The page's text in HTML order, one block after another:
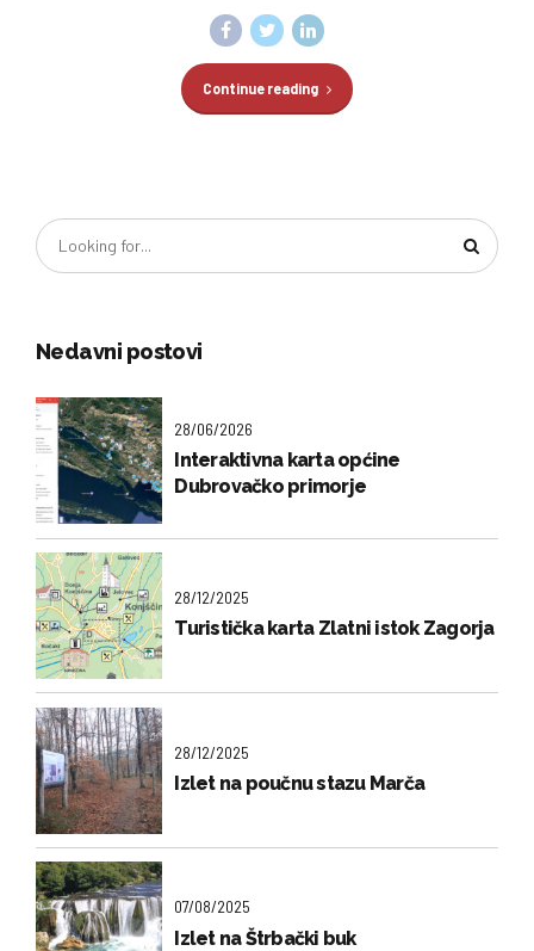
Continue reading
Nedavni postovi
28/06/2026
Interaktivna karta općine
Dubrovačko primorje
28/12/2025
Turistička karta Zlatni istok Zagorja
28/12/2025
Izlet na poučnu stazu Marča
07/08/2025
Izlet na Štrbački buk